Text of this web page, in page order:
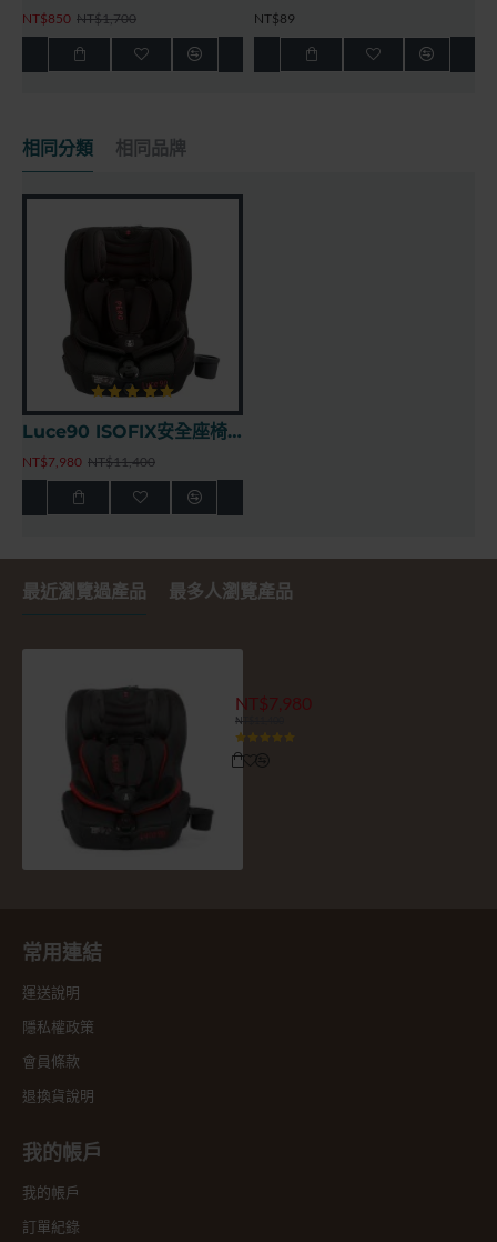
NT$7,980 NT$11,400
相同分類 相同品牌
Luce90 ISOFIX安全座椅 - 透氣黑
NT$7,980 NT$11,400
最近瀏覽過產品 最多人瀏覽產品
NT$7,980
NT$11,400
常用連結
運送說明
隱私權政策
會員條款
退換貨說明
我的帳戶
我的帳戶
訂單紀錄